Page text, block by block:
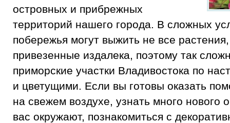
островных и прибрежных
территорий нашего города. В сложных
побережья могут выжить не все
привезенные издалека, поэтому так
приморские участки Владивостока по
и цветущими. Если вы готовы оказать
на свежем воздухе, узнать много нового
вас окружают, познакомиться с